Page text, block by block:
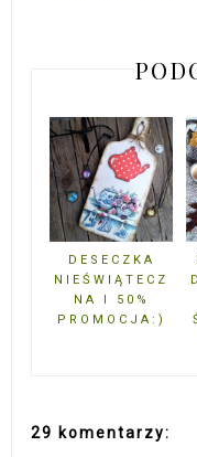
DESECZKA
NIEŚWIĄTECZ
NA I 50%
PROMOCJA:)
29 komentarzy: